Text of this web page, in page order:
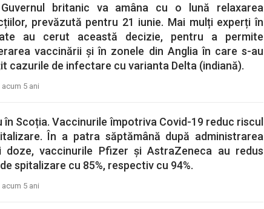
Guvernul britanic va amâna cu o lună relaxarea
prevăzută pentru 21 iunie. Mai mulți experți în
au cerut această decizie, pentru a permite
vaccinării și în zonele din Anglia în care s-au
cazurile de infectare cu varianta Delta (indiană).
acum 5 ani
în Scoția. Vaccinurile împotriva Covid-19 reduc riscul
În a patra săptămână după administrarea
doze, vaccinurile Pfizer și AstraZeneca au redus
spitalizare cu 85%, respectiv cu 94%.
acum 5 ani